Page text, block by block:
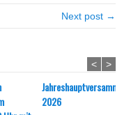
Next post →
2026
< >